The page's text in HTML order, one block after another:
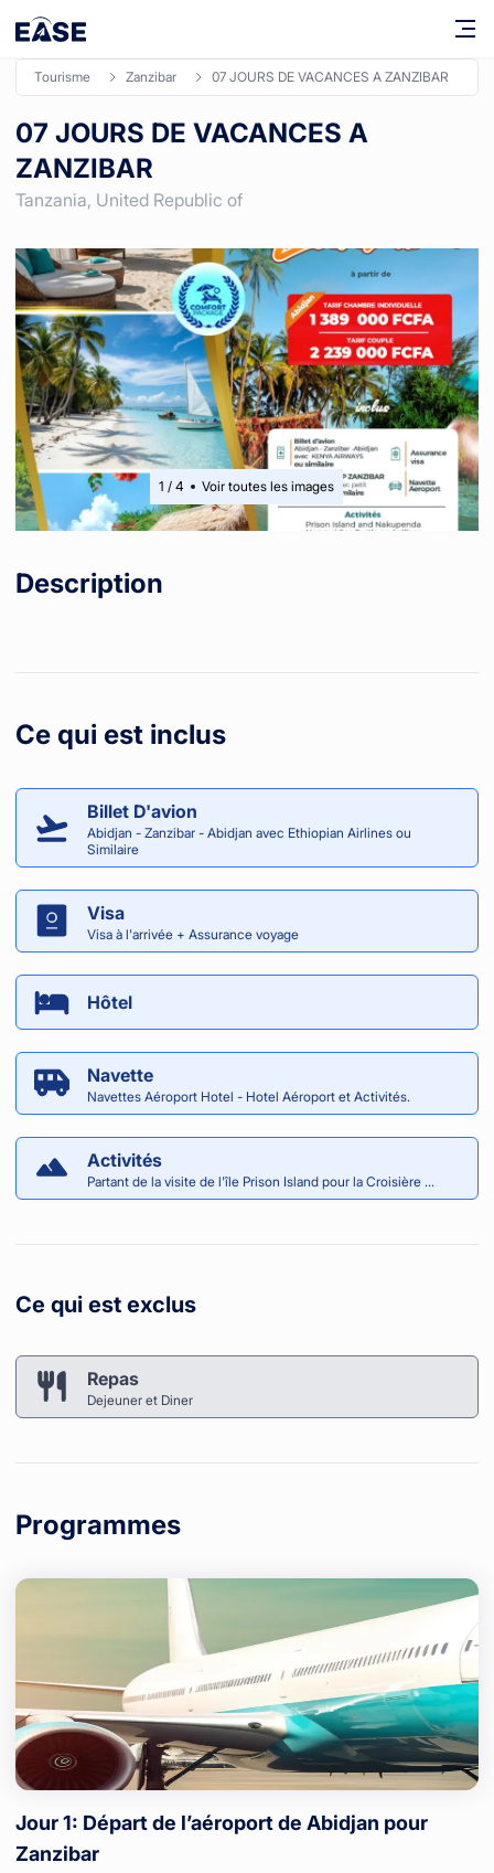
tourisme zanzibar 07 JOURS DE VACANCES A ZANZIBAR
07 JOURS DE VACANCES A
ZANZIBAR
Tanzania, United Republic of
1 /4 Voir toutes les images
Description
Ce qui est inclus
Billet D'avion
Abidjan - Zanzibar - Abidjan avec Ethiopian Airlines ou
Similaire
Visa
Visa à l'arrivée + Assurance voyage
Hôtel
Navette
Navettes Aéroport Hotel - Hotel Aéroport et Activités.
Activités
Partant de la visite de l'île Prison Island pour la Croisière ...
Ce qui est exclus
Repas
Dejeuner et Diner
Programmes
Jour 1: Départ de l’aéroport de Abidjan pour
Zanzibar